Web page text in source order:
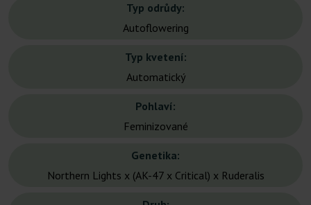
Typ odrůdy:
Autoflowering
Typ kvetení:
Automatický
Pohlaví:
Feminizované
Genetika:
Northern Lights x (AK-47 x Critical) x Ruderalis